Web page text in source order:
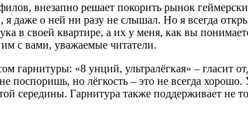
внезапно решает покорить рынок
даже о ней ни разу не слышал. Но я всегда
в своей квартире, а их у меня, как вы
им с вами, уважаемые читатели.
гарнитуры: «8 унций, ультралёгкая» – гласит
поспоришь, но лёгкость – это не всегда
середины. Гарнитура также поддерживает не